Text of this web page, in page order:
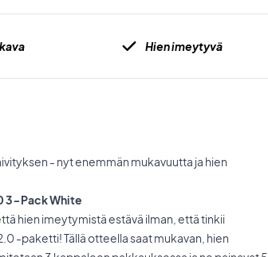
Hien imeytyvä
- nyt enemmän mukavuutta ja hien
3-Pack White
hien imeytymistä estävä ilman, että tinkii
-paketti! Tällä otteella saat mukavan, hien